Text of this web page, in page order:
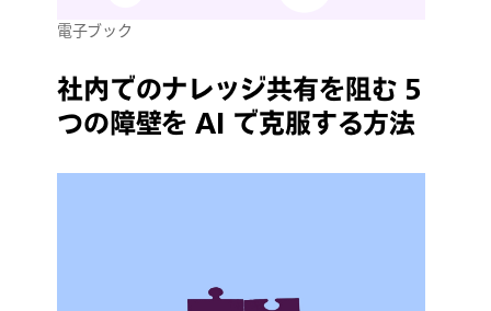
電子ブック
社内でのナレッジ共有を阻む 5
つの障壁を AI で克服する方法